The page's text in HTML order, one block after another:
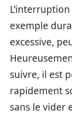
exemple
excessive,
suivre, il est
rapidement
sans le vider